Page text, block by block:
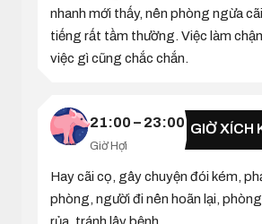
nhanh mới thấy, nên phòng ngừa
tiếng rất tầm thường. Việc làm
việc gì cũng chắc chắn.
21:00 – 23:00
Giờ Hợi
GIỜ XÍCH
Hay cãi cọ, gây chuyện đói kém,
phòng, người đi nên hoãn lại,